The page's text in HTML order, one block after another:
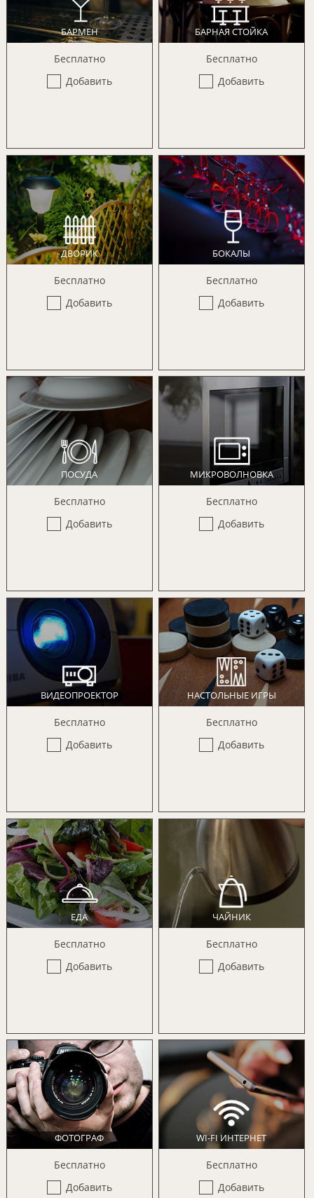
БАРМЕН
Бесплатно
Добавить
БАРНАЯ СТОЙКА
Бесплатно
Добавить
ДВОРИК
Бесплатно
Добавить
БОКАЛЫ
Бесплатно
Добавить
ПОСУДА
Бесплатно
Добавить
МИКРОВОЛНОВКА
Бесплатно
Добавить
ВИДЕОПРОЕКТОР
Бесплатно
Добавить
НАСТОЛЬНЫЕ ИГРЫ
Бесплатно
Добавить
ЕДА
Бесплатно
Добавить
ЧАЙНИК
Бесплатно
Добавить
ФОТОГРАФ
Бесплатно
Добавить
WI-FI ИНТЕРНЕТ
Бесплатно
Добавить